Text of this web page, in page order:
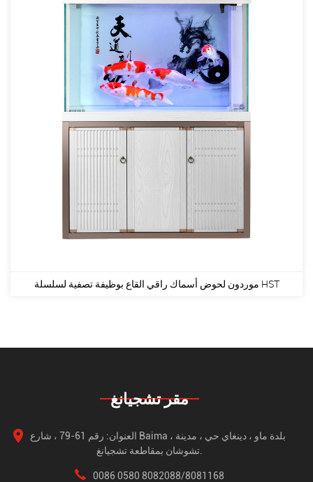
موردون لحوض أسماك راقي القاع بوظيفة تصفية لسلسلة HST
مقر تشجيانغ
العنوان: رقم 61-79 ، شارع Baima ، بلدة ماو ، دينغاي حي ، مدينة
تشوشان بمقاطعة تشجيانغ.
0086 0580 8082088/8081168